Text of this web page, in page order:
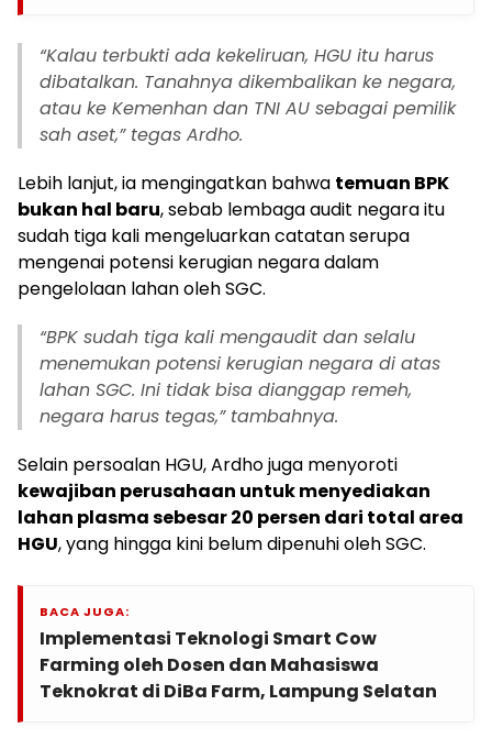
“Kalau terbukti ada kekeliruan, HGU itu harus
dibatalkan. Tanahnya dikembalikan ke negara,
atau ke Kemenhan dan TNI AU sebagai pemilik
sah aset,” tegas Ardho.
Lebih lanjut, ia mengingatkan bahwa temuan BPK
bukan hal baru, sebab lembaga audit negara itu
sudah tiga kali mengeluarkan catatan serupa
mengenai potensi kerugian negara dalam
pengelolaan lahan oleh SGC.
“BPK sudah tiga kali mengaudit dan selalu
menemukan potensi kerugian negara di atas
lahan SGC. Ini tidak bisa dianggap remeh,
negara harus tegas,” tambahnya.
Selain persoalan HGU, Ardho juga menyoroti
kewajiban perusahaan untuk menyediakan
lahan plasma sebesar 20 persen dari total area
HGU, yang hingga kini belum dipenuhi oleh SGC.
BACA JUGA:
Implementasi Teknologi Smart Cow
Farming oleh Dosen dan Mahasiswa
Teknokrat di DiBa Farm, Lampung Selatan